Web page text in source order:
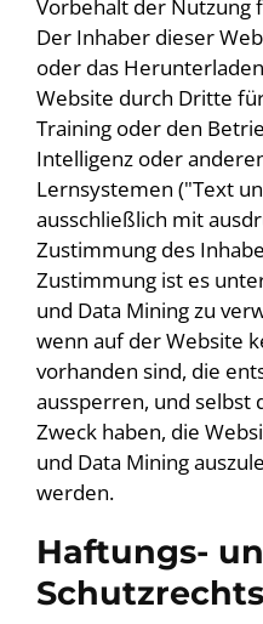
Vorbehalt der Nutzung
Der Inhaber dieser
oder das
Website durch Dritte
Training oder den
Intelligenz oder
Lernsystemen ("Text
ausschließlich mit
Zustimmung des
Zustimmung ist es
und Data Mining zu
wenn auf der Website
vorhanden sind, die
aussperren, und selbst
Zweck haben, die
und Data Mining
werden.
Haftungs-